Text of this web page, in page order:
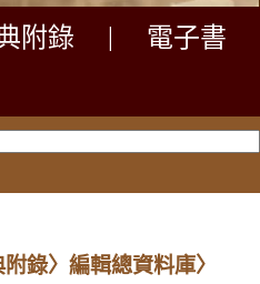
附錄
電子書
錄〉編輯總資料庫〉